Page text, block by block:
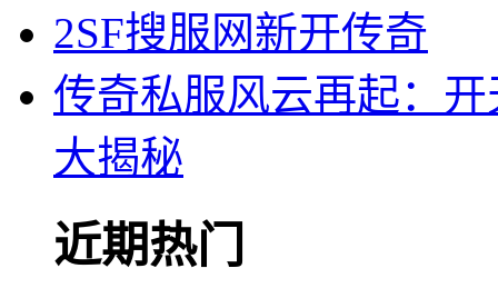
2SF搜服网新开传奇
传奇私服风云再起：
大揭秘
近期热门